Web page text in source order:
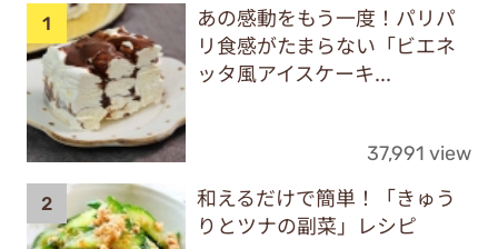
あの感動をもう一度！パリパ
リ食感がたまらない「ビエネ
ッタ風アイスケーキ...
37,991 view
和えるだけで簡単！「きゅう
りとツナの副菜」レシピ